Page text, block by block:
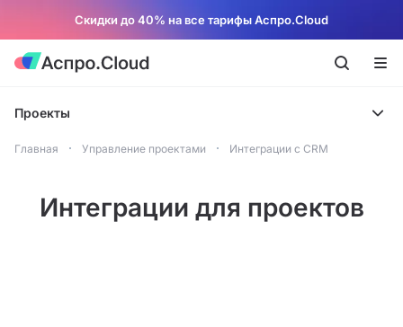
Скидки до 40% на все тарифы Аспро.Cloud
Проекты
Главная Управление проектами Интеграции с CRM
Интеграции для проектов